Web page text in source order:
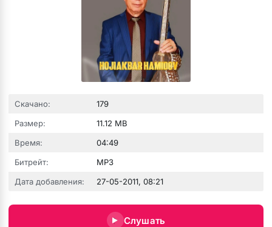
тебя помню шли дожди
Скачано:
179
Размер:
11.12 MB
Время:
04:49
Битрейт:
MP3
Дата добавления:
27-05-2011, 08:21
Слушать